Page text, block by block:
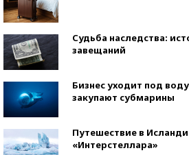
Судьба наследства:
завещаний
Бизнес уходит под
закупают субмарины
Путешествие в
«Интерстеллара»